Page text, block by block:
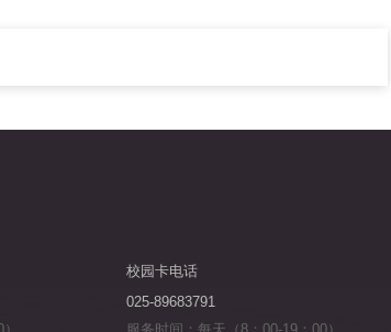
校园卡电话
025-89683791